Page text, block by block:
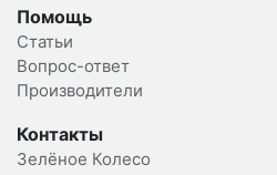
Помощь
Статьи
Вопрос-ответ
Производители
Контакты
Зелёное Колесо